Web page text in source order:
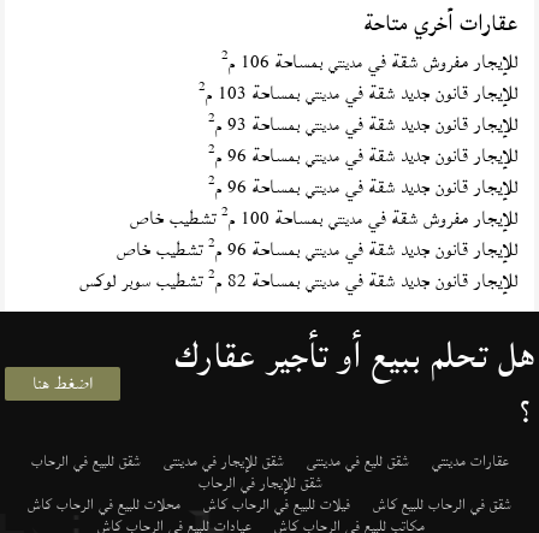
عقارات أخري متاحة
للإيجار مفروش شقة فيمدينتي بمساحة 106 م 2
للإيجار قانون جديد شقة فيمدينتي بمساحة 103 م 2
للإيجار قانون جديد شقة فيمدينتي بمساحة 93 م 2
للإيجار قانون جديد شقة فيمدينتي بمساحة 96 م 2
للإيجار قانون جديد شقة فيمدينتي بمساحة 96 م 2
للإيجار مفروش شقة فيمدينتي بمساحة 100 م 2تشطيب خاص
للإيجار قانون جديد شقة فيمدينتي بمساحة 96 م 2تشطيب خاص
للإيجار قانون جديد شقة فيمدينتي بمساحة 82 م 2تشطيب سوبر لوكس
هل تحلم ببيع أو تأجير عقارك
؟ اضغط هنا
عقارات مدينتي شقق لليع في مدينتى شقق للإيجار في مدينتى شقق للبيع في الرحاب
شقق للإيجار في الرحاب
شقق في الرحاب للبيع كاش فيلات للبيع في الرحاب كاش محلات للبيع في الرحاب كاش
مكاتب للبيع في الرحاب كاش عيادات للبيع في الرحاب كاش